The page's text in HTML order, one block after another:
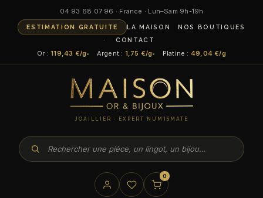
04 93 68 07 96 · France · Lun–Sam 9h-19h
ESTIMATION GRATUITE LA MAISON
NOS BOUTIQUES
CONTACT
Or :119,43 €/g Argent : 1,75 €/g Platine : 49,04 €/g
JOAILLIER · EXPERT NUMISMATE
0